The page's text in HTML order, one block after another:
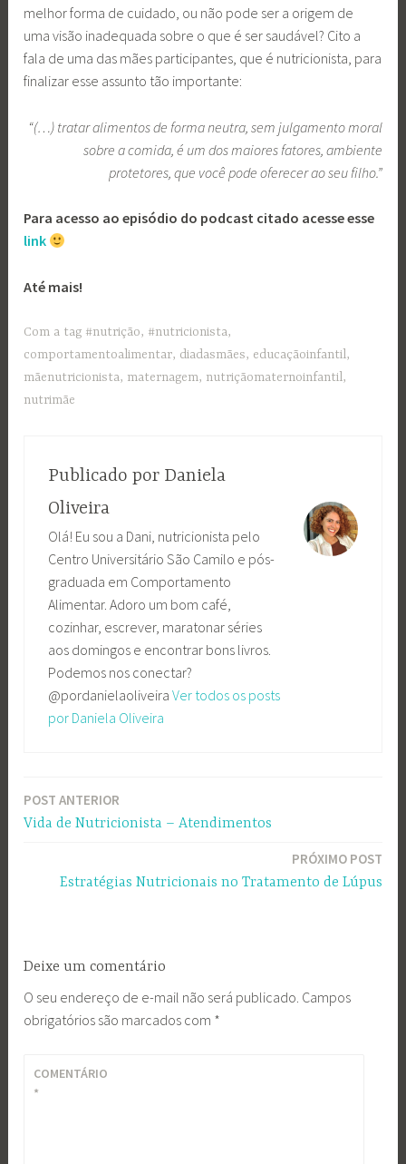
melhor forma de cuidado, ou não pode ser a origem de
uma visão inadequada sobre o que é ser saudável? Cito a
fala de uma das mães participantes, que é nutricionista, para
finalizar esse assunto tão importante:
“(…) tratar alimentos de forma neutra, sem julgamento moral
sobre a comida, é um dos maiores fatores, ambiente
protetores, que você pode oferecer ao seu filho.”
Para acesso ao episódio do podcast citado acesse esse
link
Até mais!
Com a tag #nutrição, #nutricionista,
comportamentoalimentar, diadasmães, educaçãoinfantil,
mãenutricionista, maternagem, nutriçãomaternoinfantil,
nutrimãe
Publicado por Daniela
Oliveira
Olá! Eu sou a Dani, nutricionista pelo
Centro Universitário São Camilo e pós-
graduada em Comportamento
Alimentar. Adoro um bom café,
cozinhar, escrever, maratonar séries
aos domingos e encontrar bons livros.
Podemos nos conectar?
@pordanielaoliveira Ver todos os posts
por Daniela Oliveira
Navegação
POST ANTERIOR
Vida de Nutricionista – Atendimentos
PRÓXIMO POST
Estratégias Nutricionais no Tratamento de Lúpus
Deixe um comentário
O seu endereço de e-mail não será publicado. Campos
obrigatórios são marcados com *
COMENTÁRIO
*